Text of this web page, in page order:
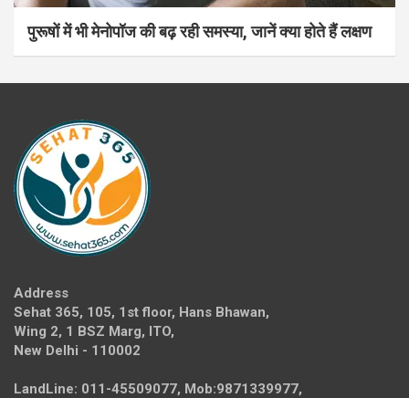
पुरूषों में भी मेनोपॉज की बढ़ रही समस्या, जानें क्या होते हैं लक्षण
Address
Sehat 365, 105, 1st floor, Hans Bhawan,
Wing 2, 1 BSZ Marg, ITO,
New Delhi - 110002
LandLine: 011-45509077, Mob:9871339977,